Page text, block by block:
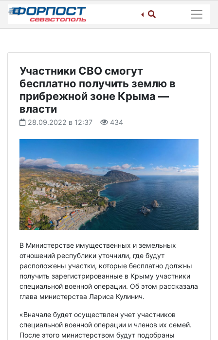
Skip
content
Участники СВО смогут
бесплатно получить землю в
прибрежной зоне Крыма —
власти
28.09.2022 в 12:37 434
В Министерстве имущественных и земельных
отношений республики уточнили, где будут
расположены участки, которые бесплатно должны
получить зарегистрированные в Крыму участники
специальной военной операции. Об этом рассказала
глава министерства Лариса Кулинич.
«Вначале будет осуществлен учет участников
специальной военной операции и членов их семей.
После этого министерством будут подобраны